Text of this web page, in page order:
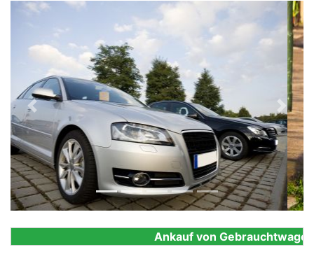
Previous Next
Ankauf von